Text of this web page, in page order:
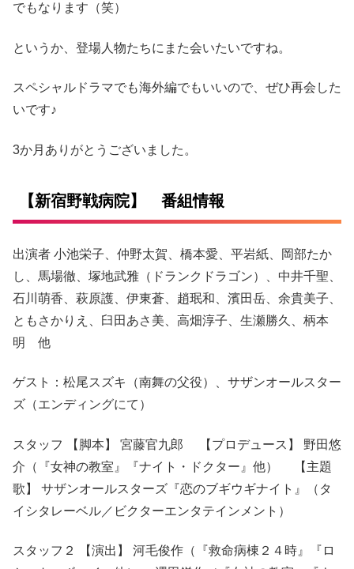
でもなります（笑）
というか、登場人物たちにまた会いたいですね。
スペシャルドラマでも海外編でもいいので、ぜひ再会した
いです♪
3か月ありがとうございました。
【新宿野戦病院】 番組情報
出演者 小池栄子、仲野太賀、橋本愛、平岩紙、岡部たか
し、馬場徹、塚地武雅（ドランクドラゴン）、中井千聖、
石川萌香、萩原護、伊東蒼、趙珉和、濱田岳、余貴美子、
ともさかりえ、臼田あさ美、高畑淳子、生瀬勝久、柄本
明 他
ゲスト：松尾スズキ（南舞の父役）、サザンオールスター
ズ（エンディングにて）
スタッフ 【脚本】 宮藤官九郎 【プロデュース】 野田悠
介（『女神の教室』『ナイト・ドクター』他） 【主題
歌】 サザンオールスターズ『恋のブギウギナイト』（タ
イシタレーベル／ビクターエンタテインメント）
スタッフ２ 【演出】 河毛俊作（『救命病棟２４時』『ロ